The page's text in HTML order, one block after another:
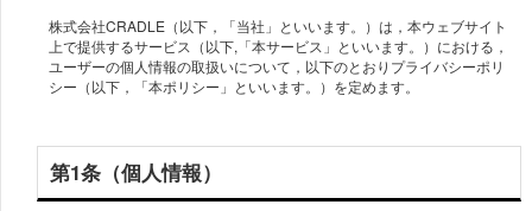
株式会社CRADLE（以下，「当社」といいます。）は，本ウェブサイト
上で提供するサービス（以下,「本サービス」といいます。）における，
ユーザーの個人情報の取扱いについて，以下のとおりプライバシーポリ
シー（以下，「本ポリシー」といいます。）を定めます。
第1条（個人情報）